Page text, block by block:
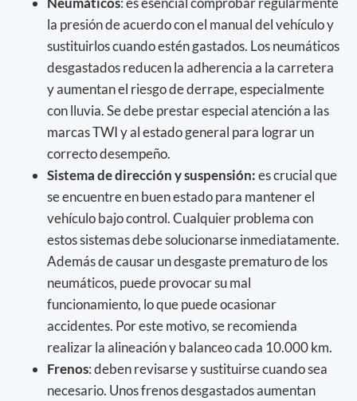
la presión de acuerdo con el manual del vehículo y
sustituirlos cuando estén gastados. Los neumáticos
desgastados reducen la adherencia a la carretera
y aumentan el riesgo de derrape, especialmente
con lluvia. Se debe prestar especial atención a las
marcas TWI y al estado general para lograr un
correcto desempeño.
Sistema de dirección y suspensión:es crucial que
se encuentre en buen estado para mantener el
vehículo bajo control. Cualquier problema con
estos sistemas debe solucionarse inmediatamente.
Además de causar un desgaste prematuro de los
neumáticos, puede provocar su mal
funcionamiento, lo que puede ocasionar
accidentes. Por este motivo, se recomienda
realizar la alineación y balanceo cada 10.000 km.
Frenos: deben revisarse y sustituirse cuando sea
necesario. Unos frenos desgastados aumentan